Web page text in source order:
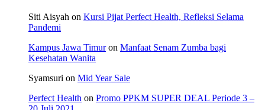
Siti Aisyah on Kursi Pijat Perfect Health, Refleksi Selama
Pandemi
Kampus Jawa Timuron Manfaat Senam Zumba bagi
Kesehatan Wanita
Syamsuri on Mid Year Sale
Perfect Health on Promo PPKM SUPER DEAL Periode 3 –